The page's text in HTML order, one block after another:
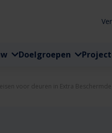
Doelgroepen
voor deuren in Extra Beschermde